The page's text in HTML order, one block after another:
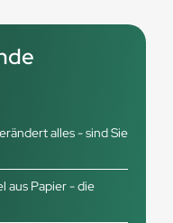
alles - sind Sie
aus Papier - die